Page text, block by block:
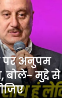
पर अनुपम
बोले- मुद्दे से